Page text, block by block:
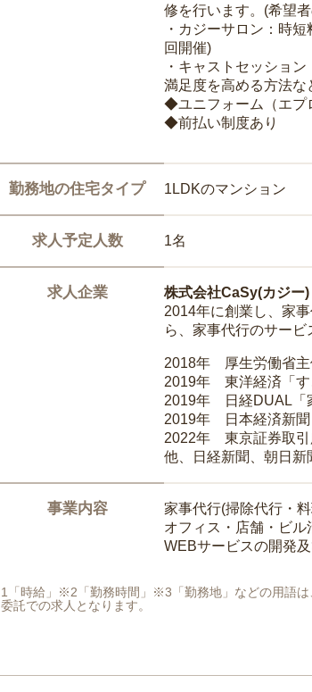
修を行います。(希望
・カジーサロン：時
回開催)
・キャストセッショ
満足度を高める方法な
◆ユニフォーム（エプ
◆前払い制度あり
勤務地の住宅タイプ 1LDKのマンション
求人予定人数 1名
求人企業
株式会社CaSy(カジー)
2014年に創業し、家
ら、家事代行のサービ
2018年 厚生労働省主
2019年 東洋経済「す
2019年 日経DUAL「
2019年 日本経済新聞
2022年 東京証券取引
他、日経新聞、朝日
事業内容
家事代行(掃除代行・
オフィス・店舗・ビル
WEBサービスの開発
1「時給」※2「勤務時間」※3「勤務地」などの用語は
委託での求人となります。